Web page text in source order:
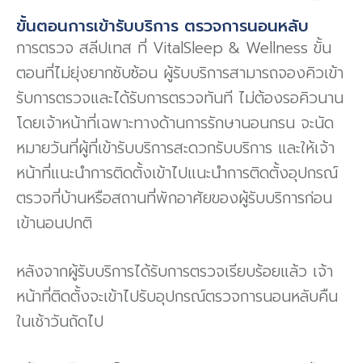
ขั้นตอนการเข้ารับบริการ ตรวจการนอนหลับ
การตรวจ สลีปเทส ที่ VitalSleep & Wellness ขั้น
ตอนที่ไม่ยุ่งยากซับซ้อน ผู้รับบริการสามารถจองคิวเข้า
รับการตรวจและได้รับการตรวจทันที ไม่ต้องรอคิวนาน
โดยเจ้าหน้าที่เฉพาะทางด้านการรักษานอนกรน จะนัด
หมายวันที่ผู้ที่เข้ารับบริการสะดวกรับบริการ และให้เจ้า
หน้าที่แนะนําการติดตั้งเข้าไปแนะนําการติดตั้งอุปกรณ์
ตรวจที่บ้านหรือสถานที่พักอาศัยของผู้รับบริการก่อน
เข้านอนปกติ
หลังจากผู้รับบริการได้รับการตรวจเรียบร้อยแล้ว เจ้า
หน้าที่ติดตั้งจะเข้าไปรับอุปกรณ์ตรวจการนอนหลับคืน
ในเช้าวันถัดไป